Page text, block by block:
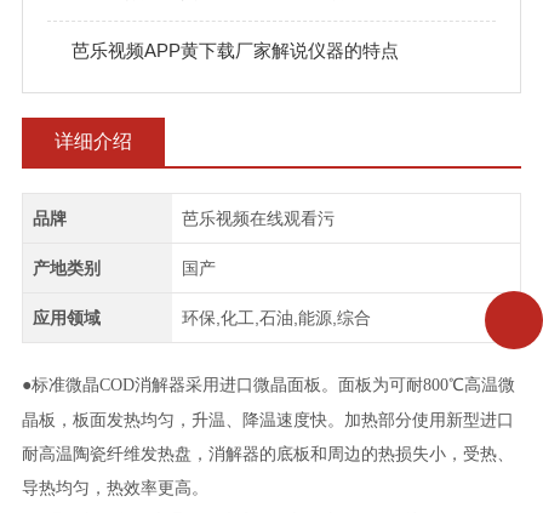
芭乐视频APP黄下载厂家解说仪器的特点
详细介绍
品牌 芭乐视频在线观看污
产地类别 国产
应用领域 环保,化工,石油,能源,综合
●标准微晶COD消解器采用进口微晶面板。面板为可耐800℃高温微
晶板，板面发热均匀，升温、降温速度快。加热部分使用新型进口
耐高温陶瓷纤维发热盘，消解器的底板和周边的热损失小，受热、
导热均匀，热效率更高。